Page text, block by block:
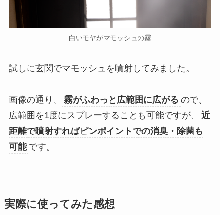
白いモヤがマモッシュの霧
試しに玄関でマモッシュを噴射してみました。
画像の通り、 霧がふわっと広範囲に広がる ので、
広範囲を1度にスプレーすることも可能ですが、
近
距離で噴射すればピンポイントでの消臭・除菌も
可能 です。
実際に使ってみた感想